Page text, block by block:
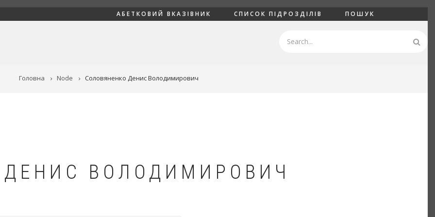
АБЕТКОВИЙ ВКАЗІВНИК СПИСОК ПІДРОЗДІЛІВ ПОШУК
Головна Node Соловяненко Денис Володимирович
ВОЛОДИМИРОВИЧ